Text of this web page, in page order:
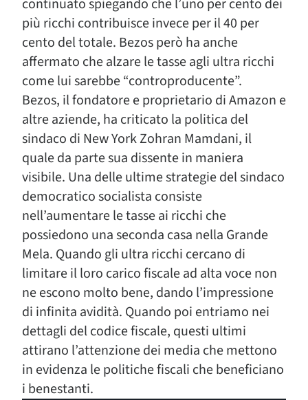
continuato spiegando che l’uno per cento dei
più ricchi contribuisce invece per il 40 per
cento del totale. Bezos però ha anche
affermato che alzare le tasse agli ultra ricchi
come lui sarebbe “controproducente”.
Bezos, il fondatore e proprietario di Amazon e
altre aziende, ha criticato la politica del
sindaco di New York Zohran Mamdani, il
quale da parte sua dissente in maniera
visibile. Una delle ultime strategie del sindaco
democratico socialista consiste
nell’aumentare le tasse ai ricchi che
possiedono una seconda casa nella Grande
Mela. Quando gli ultra ricchi cercano di
limitare il loro carico fiscale ad alta voce non
ne escono molto bene, dando l’impressione
di infinita avidità. Quando poi entriamo nei
dettagli del codice fiscale, questi ultimi
attirano l’attenzione dei media che mettono
in evidenza le politiche fiscali che beneficiano
i benestanti.